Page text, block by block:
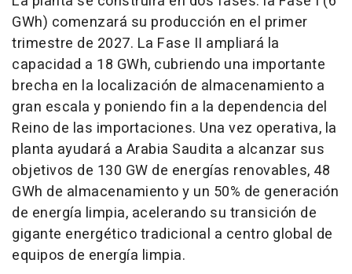
GWh) comenzará su producción en el primer
trimestre de 2027. La Fase II ampliará la
capacidad a 18 GWh, cubriendo una importante
brecha en la localización de almacenamiento a
gran escala y poniendo fin a la dependencia del
Reino de las importaciones. Una vez operativa, la
planta ayudará a Arabia Saudita a alcanzar sus
objetivos de 130 GW de energías renovables, 48
GWh de almacenamiento y un 50% de generación
de energía limpia, acelerando su transición de
gigante energético tradicional a centro global de
equipos de energía limpia.